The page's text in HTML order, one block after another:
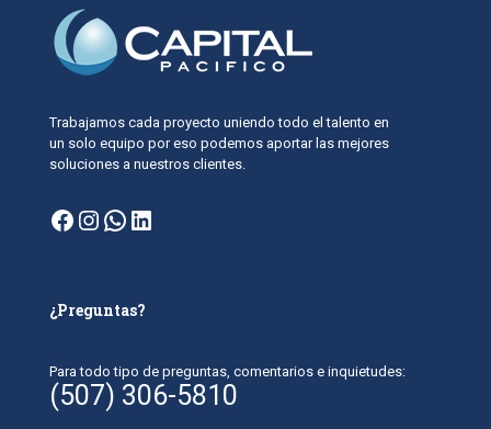
Trabajamos cada proyecto uniendo todo el talento en
un solo equipo por eso podemos aportar las mejores
soluciones a nuestros clientes.
Facebook
Instagram
WhatsApp
LinkedIn
¿Preguntas?
Para todo tipo de preguntas, comentarios e inquietudes:
(507) 306-5810